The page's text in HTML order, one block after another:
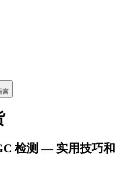
言
检测 — 实用技巧和